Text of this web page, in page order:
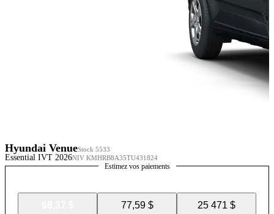
Hyundai VenueStock 5533
Essential IVT 2026NIV KMHRB8A35TU431824
Estimez vos paiements
77,59 $ 25 471 $